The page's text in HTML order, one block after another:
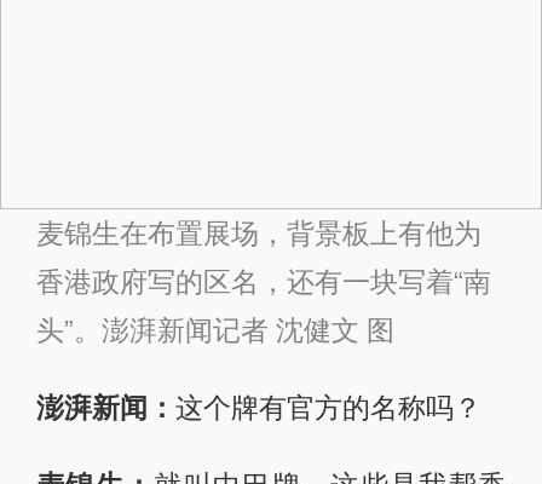
麦锦生在布置展场，背景板上有他为
香港政府写的区名，还有一块写着“南
头”。澎湃新闻记者 沈健文 图
澎湃新闻： 这个牌有官方的名称吗？